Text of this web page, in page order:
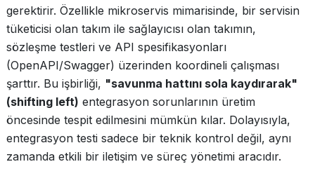
gerektirir. Özellikle mikroservis mimarisinde, bir servisin
tüketicisi olan takım ile sağlayıcısı olan takımın,
sözleşme testleri ve API spesifikasyonları
(OpenAPI/Swagger) üzerinden koordineli çalışması
şarttır. Bu işbirliği, "savunma hattını sola kaydırarak"
(shifting left) entegrasyon sorunlarının üretim
öncesinde tespit edilmesini mümkün kılar. Dolayısıyla,
entegrasyon testi sadece bir teknik kontrol değil, aynı
zamanda etkili bir iletişim ve süreç yönetimi aracıdır.